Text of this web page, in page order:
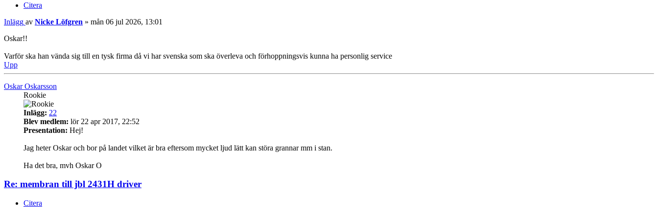
Citera
Inlägg av Nicke Löfgren » mån 06 jul 2026, 13:01
Oskar!!
Varför ska han vända sig till en tysk firma då vi har svenska som ska överleva och förhoppningsvis kunna ha personlig service
Upp
Oskar Oskarsson
Rookie
Inlägg: 22
Blev medlem: lör 22 apr 2017, 22:52
Presentation: Hej!
Jag heter Oskar och bor på landet vilket är bra eftersom mycket ljud lätt kan störa grannar mm i stan.
Ha det bra, mvh Oskar O
Re: membran till jbl 2431H driver
Citera